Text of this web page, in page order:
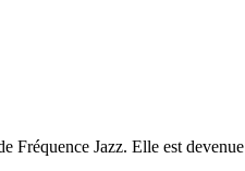
Jazz. Elle est